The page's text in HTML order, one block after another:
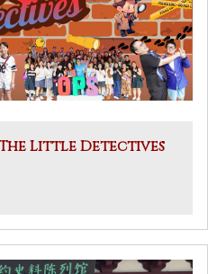
The Little Detectives